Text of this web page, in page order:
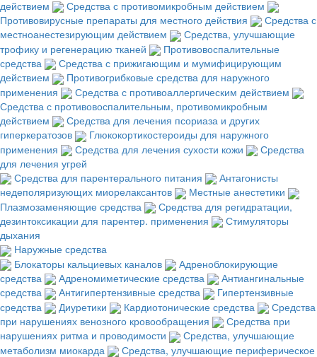
действием
Средства с противомикробным действием
Противовирусные препараты для местного действия
Средства с
местноанестезирующим действием
Средства, улучшающие
трофику и регенерацию тканей
Противовоспалительные
средства
Средства с прижигающим и мумифицирующим
действием
Противогрибковые средства для наружного
применения
Средства с противоаллергическим действием
Средства с противовоспалительным, противомикробным
действием
Средства для лечения псориаза и других
гиперкератозов
Глюкокортикостероиды для наружного
применения
Средства для лечения сухости кожи
Средства
для лечения угрей
Средства для парентерального питания
Антагонисты
недеполяризующих миорелаксантов
Местные анестетики
Плазмозаменяющие средства
Средства для регидратации,
дезинтоксикации для парентер. применения
Стимуляторы
дыхания
Наружные средства
Блокаторы кальциевых каналов
Адреноблокирующие
средства
Адреномиметические средства
Антиангинальные
средства
Антигипертензивные средства
Гипертензивные
средства
Диуретики Кардиотонические средства
Средства
при нарушениях венозного кровообращения
Средства при
нарушениях ритма и проводимости
Средства, улучшающие
метаболизм миокарда
Средства, улучшающие периферическое